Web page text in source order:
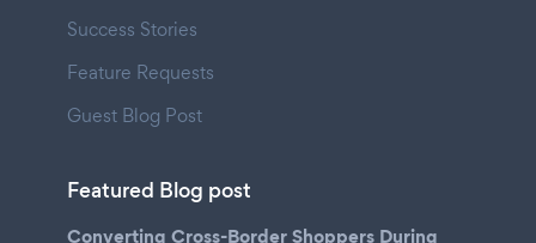
Success Stories
Feature Requests
Guest Blog Post
Featured Blog post
Converting Cross-Border Shoppers During